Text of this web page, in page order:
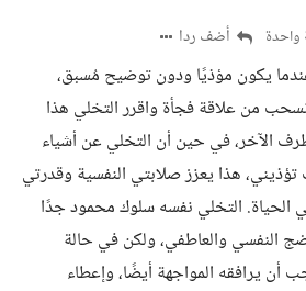
واحدة أضف ردا
يكون مؤذيًا ودون توضيح مُسبق،
من علاقة فجأة واقرر التخلي هذا
الآخر، في حين أن التخلي عن أشياء
هذا يعزز صلابتي النفسية وقدرتي
الحياة. التخلي نفسه سلوك محمود جدًا
النفسي والعاطفي، ولكن في حالة
أن يرافقه المواجهة أيضًا، وإعطاء